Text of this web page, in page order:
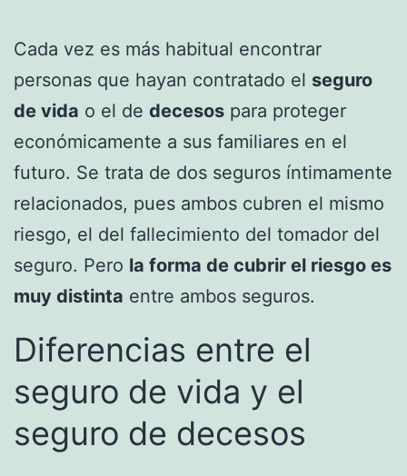
Cada vez es más habitual encontrar
personas que hayan contratado el seguro
de vida o el de decesos para proteger
económicamente a sus familiares en el
futuro. Se trata de dos seguros íntimamente
relacionados, pues ambos cubren el mismo
riesgo, el del fallecimiento del tomador del
seguro. Pero la forma de cubrir el riesgo es
muy distinta entre ambos seguros.
Diferencias entre el
seguro de vida y el
seguro de decesos